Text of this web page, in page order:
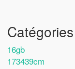
Catégories
16gb
173439cm